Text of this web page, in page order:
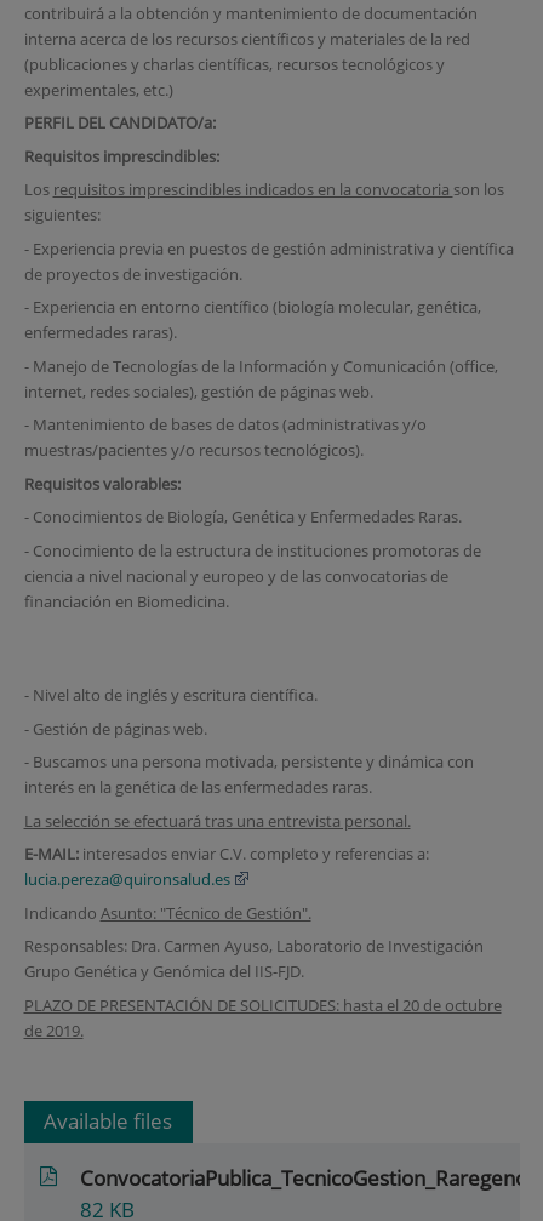
contribuirá a la obtención y mantenimiento de documentación
interna acerca de los recursos científicos y materiales de la red
(publicaciones y charlas científicas, recursos tecnológicos y
experimentales, etc.)
PERFIL DEL CANDIDATO/a:
Requisitos imprescindibles:
Los requisitos imprescindibles indicados en la convocatoria son los
siguientes:
- Experiencia previa en puestos de gestión administrativa y científica
de proyectos de investigación.
- Experiencia en entorno científico (biología molecular, genética,
enfermedades raras).
- Manejo de Tecnologías de la Información y Comunicación (office,
internet, redes sociales), gestión de páginas web.
- Mantenimiento de bases de datos (administrativas y/o
muestras/pacientes y/o recursos tecnológicos).
Requisitos valorables:
- Conocimientos de Biología, Genética y Enfermedades Raras.
- Conocimiento de la estructura de instituciones promotoras de
ciencia a nivel nacional y europeo y de las convocatorias de
financiación en Biomedicina.
- Nivel alto de inglés y escritura científica.
- Gestión de páginas web.
- Buscamos una persona motivada, persistente y dinámica con
interés en la genética de las enfermedades raras.
La selección se efectuará tras una entrevista personal.
E-MAIL: interesados enviar C.V. completo y referencias a:
lucia.pereza@quironsalud.es
Indicando Asunto: "Técnico de Gestión".
Responsables: Dra. Carmen Ayuso, Laboratorio de Investigación
Grupo Genética y Genómica del IIS-FJD.
PLAZO DE PRESENTACIÓN DE SOLICITUDES: hasta el 20 de octubre
de 2019.
Available files
82 KB